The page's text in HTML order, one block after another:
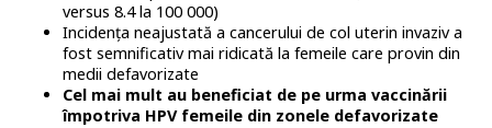
versus 8.4 la 100 000)
Incidenţa neajustată a cancerului de col uterin invaziv a
fost semnificativ mai ridicată la femeile care provin din
medii defavorizate
Cel mai mult au beneficiat de pe urma vaccinării
împotriva HPV femeile din zonele defavorizate